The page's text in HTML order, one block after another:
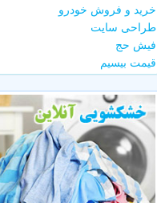
خرید و فروش خودرو
طراحی سایت
فیش حج
قیمت بیسیم